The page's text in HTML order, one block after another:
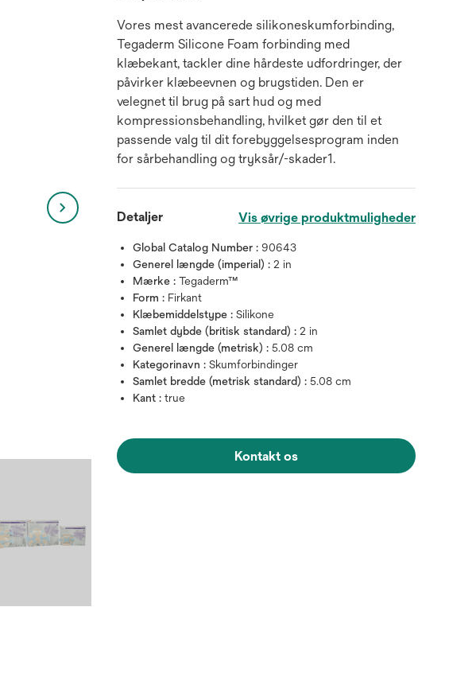
Vores mest avancerede silikoneskumforbinding,
Tegaderm Silicone Foam forbinding med
klæbekant, tackler dine hårdeste udfordringer, der
påvirker klæbeevnen og brugstiden. Den er
velegnet til brug på sart hud og med
kompressionsbehandling, hvilket gør den til et
passende valg til dit forebyggelsesprogram inden
for sårbehandling og tryksår/-skader1.
Detaljer Vis øvrige produktmuligheder
Global Catalog Number : 90643
Generel længde (imperial) :2 in
Mærke :Tegaderm™
Form : Firkant
Klæbemiddelstype :Silikone
Samlet dybde (britisk standard) :2 in
Generel længde (metrisk) :5.08 cm
Kategorinavn :Skumforbindinger
Samlet bredde (metrisk standard) :5.08 cm
Kant :true
Kontakt os